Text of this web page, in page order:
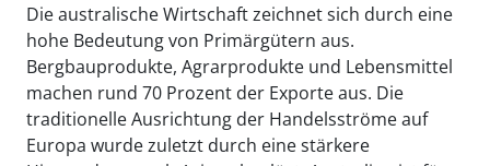
Die australische Wirtschaft zeichnet sich durch eine
hohe Bedeutung von Primärgütern aus.
Bergbauprodukte, Agrarprodukte und Lebensmittel
machen rund 70 Prozent der Exporte aus. Die
traditionelle Ausrichtung der Handelsströme auf
Europa wurde zuletzt durch eine stärkere